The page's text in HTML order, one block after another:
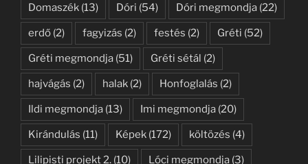
Domaszék (13) Dóri (54) Dóri megmondja (22)
erdő (2) fagyizás (2) festés (2) Gréti (52)
Gréti megmondja (51) Gréti sétál (2)
hajvágás (2) halak (2) Honfoglalás (2)
Ildi megmondja (13) Imi megmondja (20)
Kirándulás (11) Képek (172) költözés (4)
Lilipisti projekt 2. (10) Lóci megmondja (3)